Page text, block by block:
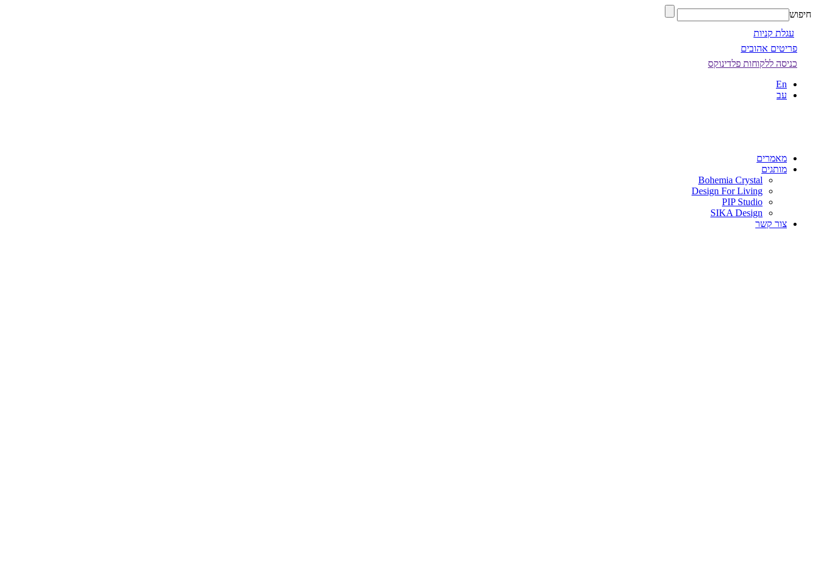
חיפוש
עגלת קניות
פריטים אהובים
כניסה ללקוחות פלדינוקס
En
עב
מאמרים
מותגים
Bohemia Crystal
Design For Living
PIP Studio
SIKA Design
צור קשר